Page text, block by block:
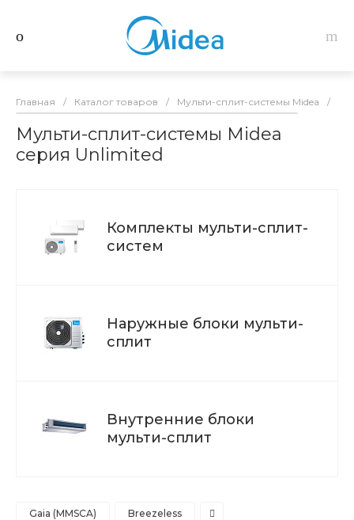
Главная / Каталог товаров / Мульти-сплит-системы Midea /
Мульти-сплит-системы Midea
серия Unlimited
Комплекты мульти-сплит-
систем
Наружные блоки мульти-
сплит
Внутренние блоки
мульти-сплит
Gaia (MMSCA) Breezeless